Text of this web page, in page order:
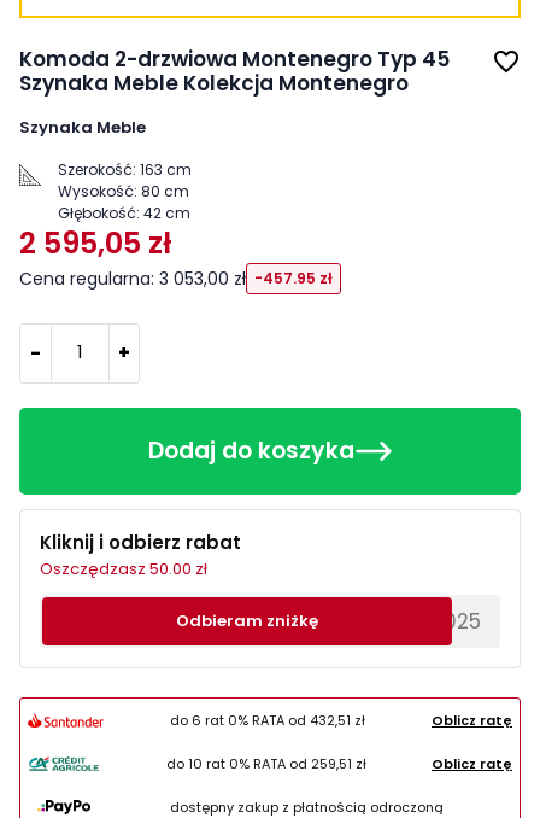
Komoda 2-drzwiowa Montenegro Typ 45
Szynaka Meble Kolekcja Montenegro
favorite_border
Szynaka Meble
Szerokość: 163 cm
Wysokość: 80 cm
Głębokość: 42 cm
2 595,05 zł
Cena regularna: 3 053,00 zł -457.95 zł
- +
Dodaj do koszyka
Kliknij i odbierz rabat
Oszczędzasz 50.00 zł
********EWS2025
Odbieram zniżkę
do 6 rat 0% RATA od 432,51 zł Oblicz ratę
do 10 rat 0% RATA od 259,51 zł Oblicz ratę
dostępny zakup z płatnością odroczoną